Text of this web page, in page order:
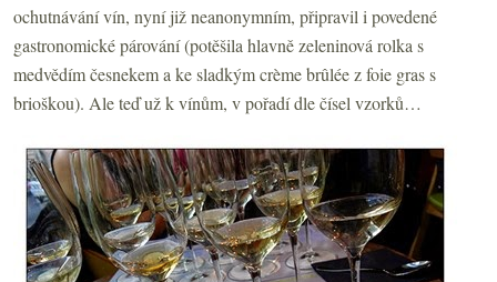
ochutnávání vín, nyní již neanonymním, připravil i povedené
gastronomické párování (potěšila hlavně zeleninová rolka s
medvědím česnekem a ke sladkým crème brûlée z foie gras s
brioškou). Ale teď už k vínům, v pořadí dle čísel vzorků…